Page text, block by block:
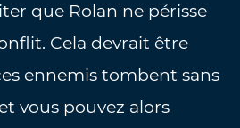
que Rolan ne périsse
Cela devrait être
ennemis tombent sans
vous pouvez alors